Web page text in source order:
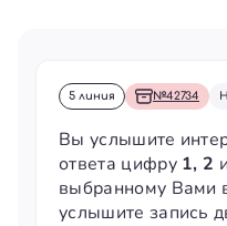
5 линия №42734
Вы услышите
ответа цифру 1, 2
выбранному Вами
услышите запись